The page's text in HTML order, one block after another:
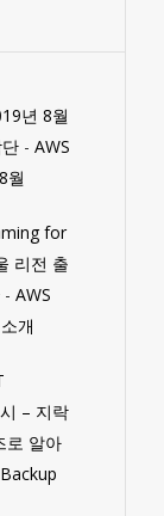
년 8월
- AWS
월
for
리전 출
- AWS
개
– 지락
로 알아